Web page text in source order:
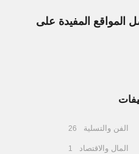
المواقع المفيدة على
الفن والتسلية 26
المال والاقتصاد 1